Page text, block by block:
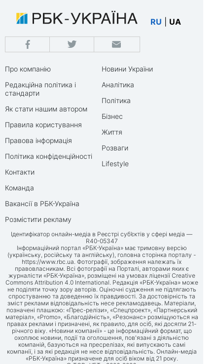
RU UA
Про компанію
Редакційна політика і
стандарти
Як стати нашим автором
Правила користування
Правова інформація
Політика конфіденційності
Контакти
Команда
Вакансії в РБК-Україна
Розмістити рекламу
Новини України
Аналітика
Політика
Бізнес
Життя
Розваги
Lifestyle
Ідентифікатор онлайн-медіа в Реєстрі суб’єктів у сфері медіа —
R40-05347
Інформаційний портал «РБК-Україна» має тримовну версію
(українську, російську та англійську), головна сторінка порталу -
https://www.rbc.ua. Фотографії, зображення належать їх
правовласникам. Всі фотографії на Порталі, авторами яких є
журналісти «РБК-Україна», розміщені на умовах ліцензії Creative
Commons Attribution 4.0 International. Редакція «РБК-Україна» може
не поділяти точку зору авторів. Оціночні судження не підлягають
спростуванню та доведенню їх правдивості. За достовірність та
зміст реклами відповідальність несе рекламодавець. Матеріали,
позначені плашкою: «Прес-релізи», «Спецпроект», «Партнерський
матеріал», «Promo», «Благодійність», «Резонанс» розміщуються на
правах реклами і призначені, як правило, для осіб, які досягли 21-
річного віку. «Новини компанії» - це інформаційний формат, що
охоплює новини, події та оголошення, пов'язані з діяльністю
компаній, базуються на пресрелізах, які випускають самі
компанії, і за які редакція не несе відповідальність. Онлайн-медіа
«РБК-Україна» призначене для осіб віком від 21 року.